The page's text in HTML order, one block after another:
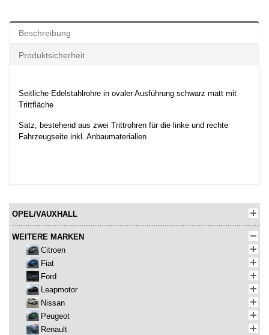
Beschreibung
Produktsicherheit
Seitliche Edelstahlrohre in ovaler Ausführung schwarz matt mit
Trittfläche
Satz, bestehend aus zwei Trittrohren für die linke und rechte
Fahrzeugseite inkl. Anbaumaterialien
OPEL/VAUXHALL
WEITERE MARKEN
Citroen
Fiat
Ford
Leapmotor
Nissan
Peugeot
Renault